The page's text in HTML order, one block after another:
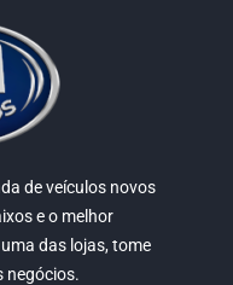
de veículos novos
e o melhor
das lojas, tome
negócios.